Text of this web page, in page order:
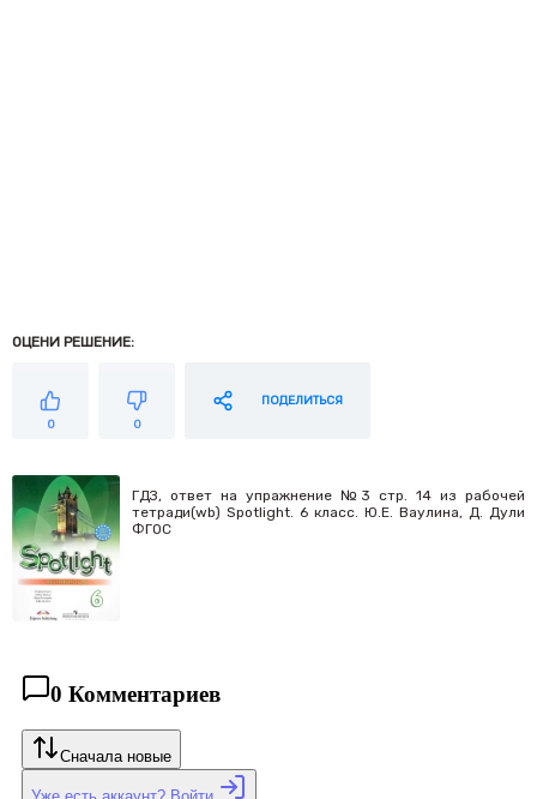
ОЦЕНИ РЕШЕНИЕ:
0 0
ПОДЕЛИТЬСЯ
ГДЗ, ответ на упражнение №3 стр. 14 из рабочей
тетради(wb) Spotlight. 6 класс. Ю.Е. Ваулина, Д. Дули
ФГОС